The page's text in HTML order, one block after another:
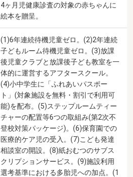
4ヶ月児健康診査の対象の赤ちゃんに
絵本を贈呈。
(1)6年連続待機児童ゼロ。(2)2年連続
子どもルーム待機児童ゼロ。(3)放課
後児童クラブと放課後子ども教室を一
体的に運営するアフタースクール。
(4)小中学生に「ふれあいパスポー
ト」(対象施設を無料・割引で利用可
能)を配布。(5)ステップルームティー
チャーの配置等6つの取組み(第2次不
登校対策パッケージ)。(6)保育園での
医療的ケア児の受入。(7)こども発達
相談室の開設。(8)紙おむつのサブス
クリプションサービス。(9)施設利用
選考基準における多胎児への加点。(1